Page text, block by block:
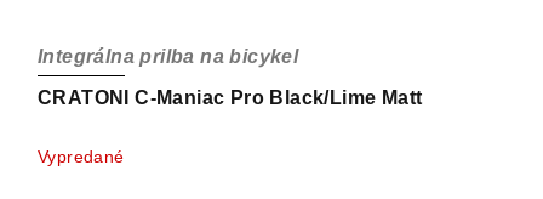
CRATONI C-Maniac Pro Black/Lime Matt
Integrálna prilba na bicykel
Vypredané